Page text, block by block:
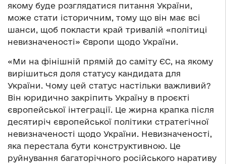
якому буде розглядатися питання України,
може стати історичним, тому що він має всі
шанси, щоб покласти край тривалій «політиці
невизначеності» Європи щодо України.
«Ми на фінішній прямій до саміту ЄС, на якому
вирішиться доля статусу кандидата для
України. Чому цей статус настільки важливий?
Він юридично закріпить Україну в проєкті
європейської інтеграції. Це жирна крапка після
десятиріч європейської політики стратегічної
невизначеності щодо України. Невизначеності,
яка перестала бути конструктивною. Це
руйнування багаторічного російського наративу